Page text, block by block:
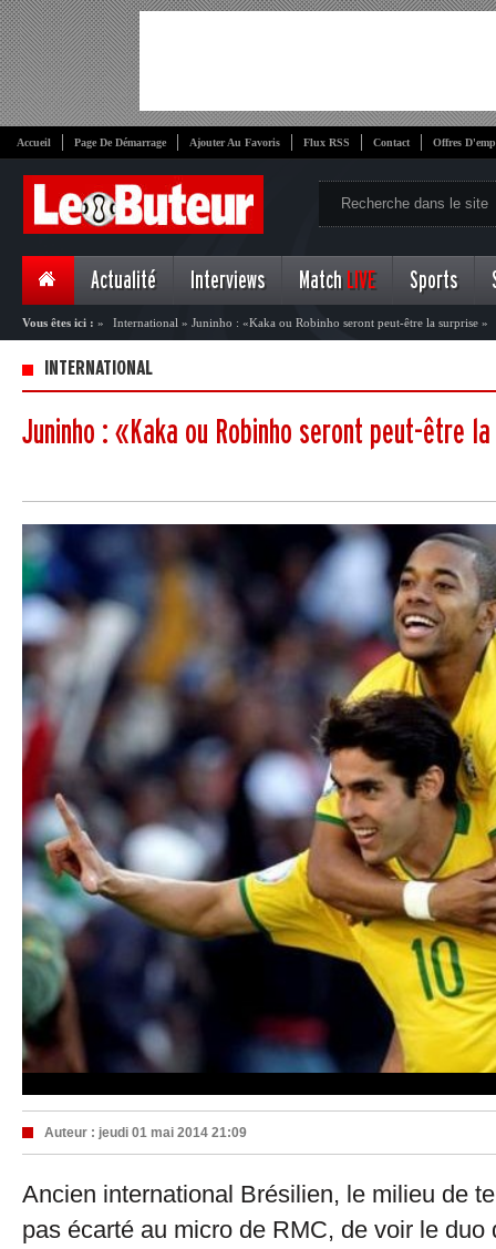
Accueil Page De Démarrage Ajouter Au Favoris Flux RSS Contact Offres
Actualité Interviews Match LIVE Sports
Vous êtes ici : » International » Juninho : «Kaka ou Robinho seront peut-être la surprise »
INTERNATIONAL
Juninho : «Kaka ou Robinho seront peut-être
Auteur : jeudi 01 mai 2014 21:09
Ancien international Brésilien, le milieu de
pas écarté au micro de RMC, de voir le duo